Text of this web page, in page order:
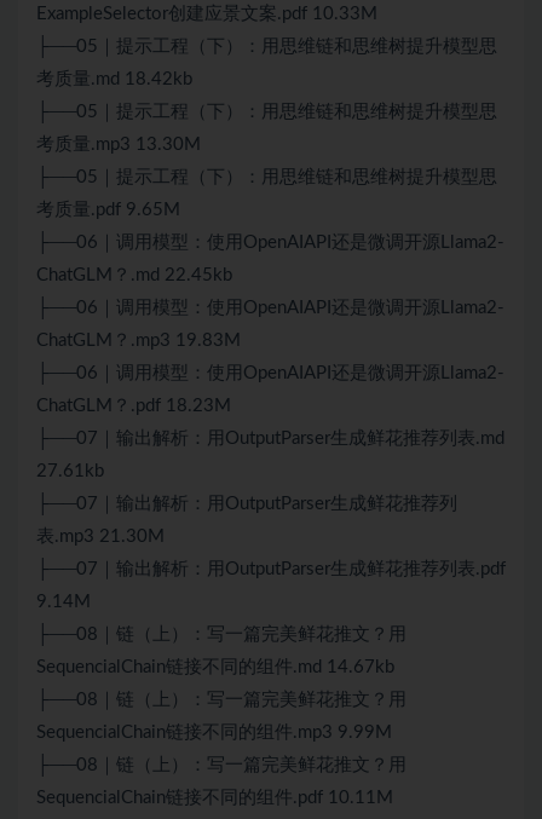
ExampleSelector创建应景文案.pdf 10.33M
├──05｜提示工程（下）：用思维链和思维树提升模型思
考质量.md 18.42kb
├──05｜提示工程（下）：用思维链和思维树提升模型思
考质量.mp3 13.30M
├──05｜提示工程（下）：用思维链和思维树提升模型思
考质量.pdf 9.65M
├──06｜调用模型：使用OpenAIAPI还是微调开源Llama2-
ChatGLM？.md 22.45kb
├──06｜调用模型：使用OpenAIAPI还是微调开源Llama2-
ChatGLM？.mp3 19.83M
├──06｜调用模型：使用OpenAIAPI还是微调开源Llama2-
ChatGLM？.pdf 18.23M
├──07｜输出解析：用OutputParser生成鲜花推荐列表.md
27.61kb
├──07｜输出解析：用OutputParser生成鲜花推荐列
表.mp3 21.30M
├──07｜输出解析：用OutputParser生成鲜花推荐列表.pdf
9.14M
├──08｜链（上）：写一篇完美鲜花推文？用
SequencialChain链接不同的组件.md 14.67kb
├──08｜链（上）：写一篇完美鲜花推文？用
SequencialChain链接不同的组件.mp3 9.99M
├──08｜链（上）：写一篇完美鲜花推文？用
SequencialChain链接不同的组件.pdf 10.11M